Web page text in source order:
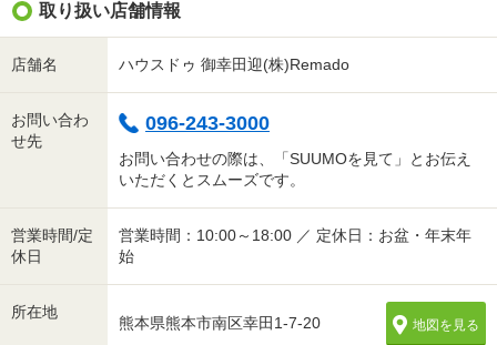
取り扱い店舗情報
店舗名 ハウスドゥ 御幸田迎(株)Remado
お問い合わ
せ先
096-243-3000
お問い合わせの際は、「SUUMOを見て」とお伝え
いただくとスムーズです。
営業時間/定
休日
営業時間：10:00～18:00 ／ 定休日：お盆・年末年
始
所在地
熊本県熊本市南区幸田1-7-20 地図を見る